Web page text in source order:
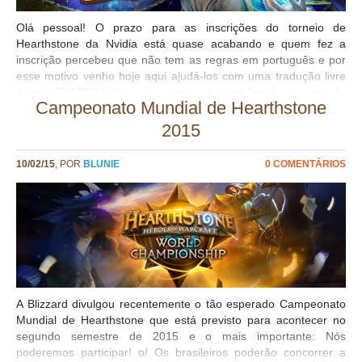
Olá pessoal! O prazo para as inscrições do torneio de
Hearthstone da Nvidia está quase acabando e quem fez a
inscrição percebeu que não tem as regras em português e por
esse motivo venho hoje aqui ajudá-los com uma tradução livre
inscrição . Vamos lá que a leitura será árdua. REGRAS DE
JOGO OFICIAIS DO TORNEIO NVIDIA HEARTHSTONE PRO-
AM Ao entrar e participar no Torneio, você concorda em se
vincular a estas Regras Oficiais de Jogo e que você está
elegível a todos os requisitos aqui contidos. Formato e
Programação do Torneio Abertura das inscrições: Terça-feira,
24 de fevereiro às 12:00pm EST (13h no horário de Brasília)
Fechamento das inscrições: Quinta-feira, 19 de março às
12:00pm EST (13h no horário de Brasília) Ligas Regionais:
Américas e Sudeste Asiático (EST -5), Europa (CET 1) e Ásia
(KST 9) Formato de Jogo: Melhor de 5 jogos...
Campeonato Mundial de Hearthstone
2015
10/02/15 , POR BLUNIE 0 COMENTÁRIOS
A Blizzard divulgou recentemente o tão esperado Campeonato
Mundial de Hearthstone que está previsto para acontecer no
segundo semestre de 2015 e o mais importante: Nós
poderemos participar! o/ Os brasileiros poderão concorrer a